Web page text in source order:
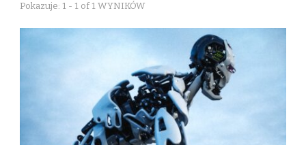
Pokazuje: 1 - 1 of 1 WYNIKÓW